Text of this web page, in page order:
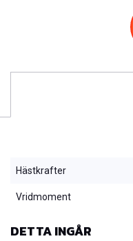
Hästkrafter
Vridmoment
DETTA INGÅR